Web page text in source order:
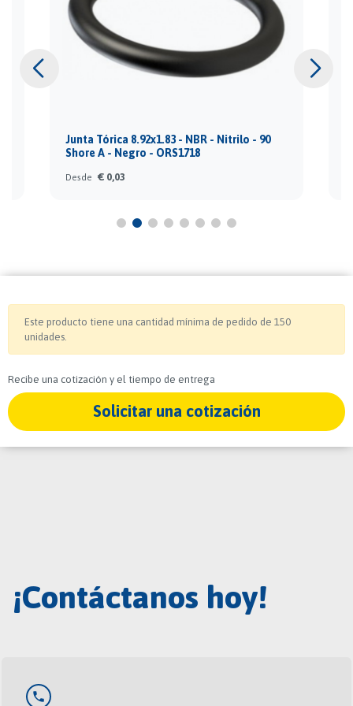
Junta Tórica 8.92x1.83 - NBR - Nitrilo - 90
Shore A - Negro - ORS1718
Desde € 0,03
Este producto tiene una cantidad mínima de pedido de 150
unidades.
Recibe una cotización y el tiempo de entrega
Solicitar una cotización
¡Contáctanos hoy!
phone